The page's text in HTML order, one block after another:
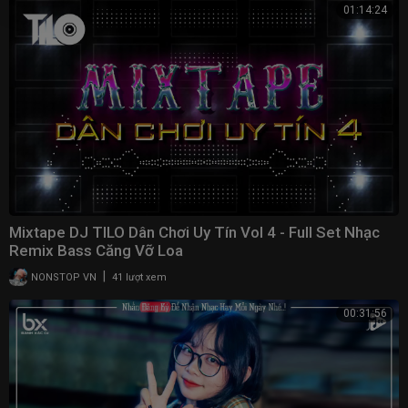
01:14:24
Mixtape DJ TILO Dân Chơi Uy Tín Vol 4 - Full Set Nhạc
Remix Bass Căng Vỡ Loa
NONSTOP VN 41 lượt xem
00:31:56